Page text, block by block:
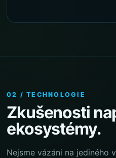
02 / TECHNOLOGIE
Zkušenosti
ekosystémy.
Nejsme vázáni na jediného